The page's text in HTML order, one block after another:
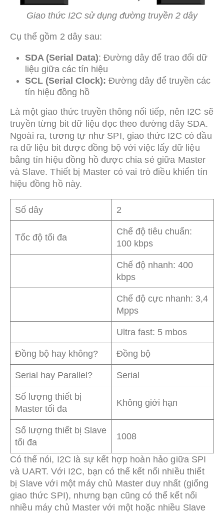
Giao thức I2C sử dụng đường truyền 2 dây
Cụ thể gồm 2 dây sau:
SDA (Serial Data): Đường dây để trao đổi dữ
liệu giữa các tín hiệu
SCL (Serial Clock): Đường dây để truyền các
tín hiệu đồng hồ
Là một giao thức truyền thông nối tiếp, nên I2C sẽ
truyền từng bit dữ liệu dọc theo đường dây SDA.
Ngoài ra, tương tự như SPI, giao thức I2C có đầu
ra dữ liệu bit được đồng bộ với việc lấy dữ liệu
bằng tín hiệu đồng hồ được chia sẻ giữa Master
và Slave. Thiết bị Master có vai trò điều khiển tín
hiệu đồng hồ này.
Số dây 2
Tốc độ tối đa
Chế độ tiêu chuẩn:
100 kbps
Chế độ nhanh: 400
kbps
Chế độ cực nhanh: 3,4
Mpps
Ultra fast: 5 mbos
Đồng bộ hay không? Đồng bộ
Serial hay Parallel? Serial
Số lượng thiết bị
Master tối đa
Không giới hạn
Số lượng thiết bị Slave
tối đa
1008
Có thể nói, I2C là sự kết hợp hoàn hảo giữa SPI
và UART. Với I2C, bạn có thể kết nối nhiều thiết
bị Slave với một máy chủ Master duy nhất (giống
giao thức SPI), nhưng bạn cũng có thể kết nối
nhiều máy chủ Master với một hoặc nhiều Slave